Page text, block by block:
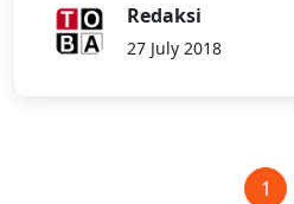
Redaksi
27 July 2018
1